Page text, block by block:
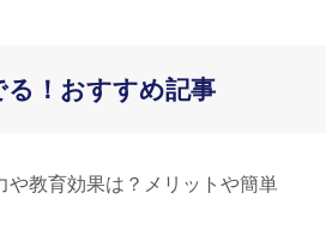
！おすすめ記事
や教育効果は？メリットや簡単